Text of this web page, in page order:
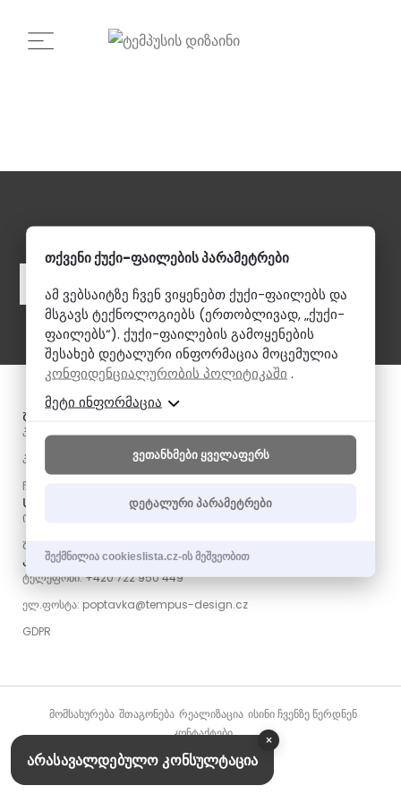
ᲛᲝᲡᲐᲮᲔᲠᲮᲔᲑᲔᲚ ᲡᲘᲕᲠᲪᲔᲡ.
ᲨᲝᲣᲠᲣᲛᲘ ᲩᲝᲓᲝᲕᲘ
პარკ 6-ში, 148 00
პრაღა 11 - ჩოდოვი
ჩეხეთის რესპუბლიკა
ᲡᲐᲛᲣᲨᲐᲝ ᲡᲐᲐᲗᲔᲑᲘ
ᲝᲠᲨ - ᲞᲐᲠ: 09:00 - 19:00
ᲨᲐᲑ: 09:00 - 17:00
ᲙᲝᲜᲢᲐᲥᲢᲘ
ტელეფონი: +420 722 950 449
ელ.ფოსტა: poptavka@tempus-design.cz
GDPR
ᲛᲝᲛᲡᲐᲮᲣᲠᲔᲑᲐ ᲨᲗᲐᲒᲝᲜᲔᲑᲐ ᲠᲔᲐᲚᲘᲖᲐᲪᲘᲐ ᲘᲡᲘᲜᲘ ᲩᲕᲔᲜᲖᲔ ᲬᲔᲠᲓᲜᲔᲜ
ᲙᲝᲜᲢᲐᲥᲢᲔᲑᲘ
არასავალდებულო კონსულტაცია
×
თქვენი ქუქი-ფაილების პარამეტრები
ამ ვებსაიტზე ჩვენ ვიყენებთ ქუქი-ფაილებს და
მსგავს ტექნოლოგიებს (ერთობლივად, „ქუქი-
ფაილებს“). ქუქი-ფაილების გამოყენების
შესახებ დეტალური ინფორმაცია მოცემულია
კონფიდენციალურობის პოლიტიკაში .
მეტი ინფორმაცია
ვეთანხმები ყველაფერს
დეტალური პარამეტრები
შექმნილია cookieslista.cz-ის მეშვეობით